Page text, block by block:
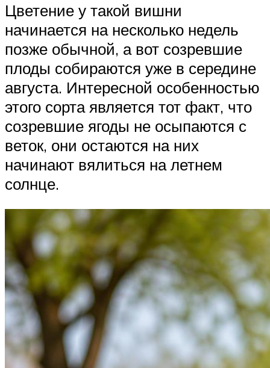
Цветение у такой вишни
начинается на несколько недель
позже обычной, а вот созревшие
плоды собираются уже в середине
августа. Интересной особенностью
этого сорта является тот факт, что
созревшие ягоды не осыпаются с
веток, они остаются на них
начинают вялиться на летнем
солнце.